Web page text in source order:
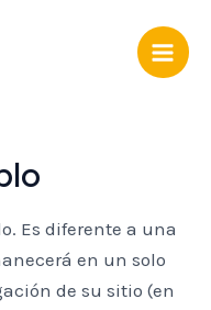
Es diferente a una
en un solo
de su sitio (en